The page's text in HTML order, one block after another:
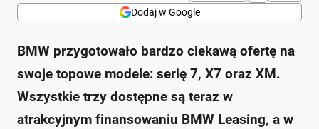
Dodaj w Google
BMW przygotowało bardzo ciekawą ofertę na
swoje topowe modele: serię 7, X7 oraz XM.
Wszystkie trzy dostępne są teraz w
atrakcyjnym finansowaniu BMW Leasing, a w